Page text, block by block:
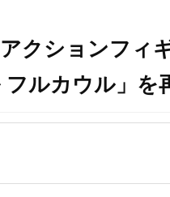
クションフィ
フルカウル」を